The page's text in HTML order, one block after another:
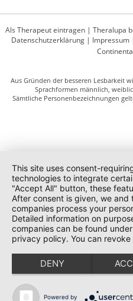
Als Therapeut eintragen | Theralupa
Datenschutzerklärung| Impressum|
Aus Gründen der besseren Lesbarkeit
Sprachformen männlich,
Sämtliche Personenbezeichnungen
This site uses consent-
technologies to integrate
"Accept All" button, these
After consent is given, we
companies process your
Detailed information on
companies can be found
privacy policy. You can
DENY
Powered by